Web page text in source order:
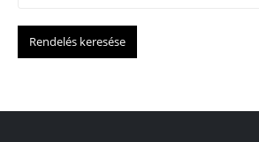
Rendelés keresése